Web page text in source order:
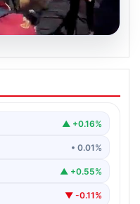
İlk Üçlü
Takımının▲ +0.16%
• 0.01%
▲ +0.55%
▼ -0.11%